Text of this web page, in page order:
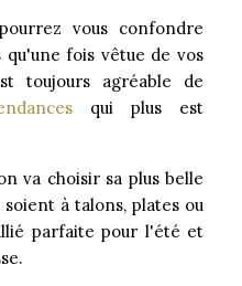
vous confondre
qu'une fois vêtue de vos
toujours agréable de
qui plus est
va choisir sa plus belle
à talons, plates ou
parfaite pour l'été et